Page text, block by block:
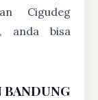
Cigudeg
anda bisa
BANDUNG